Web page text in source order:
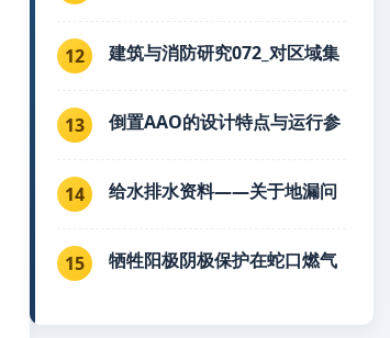
12 建筑与消防研究072_对区域集
13 倒置AAO的设计特点与运行参
14 给水排水资料——关于地漏问
15 牺牲阳极阴极保护在蛇口燃气